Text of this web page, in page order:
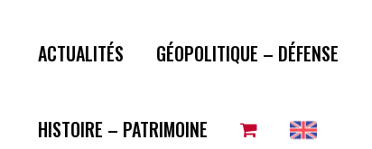
ACTUALITÉS GÉOPOLITIQUE – DÉFENSE
HISTOIRE – PATRIMOINE